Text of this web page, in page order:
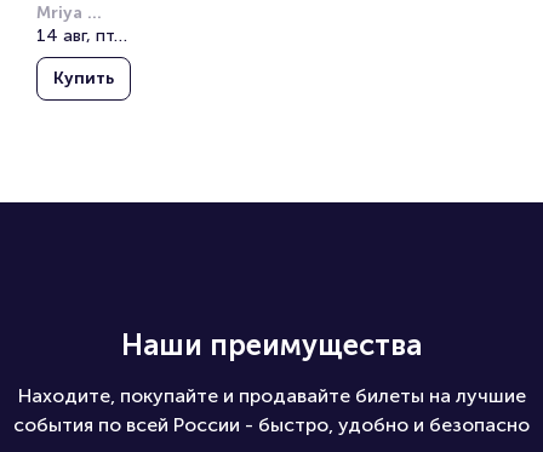
«Комнат
а
культуры
»
Mriya
Resort &
Spa
14 авг, пт, 19:00
Купить
Наши преимущества
Находите, покупайте и продавайте билеты на лучшие
события по всей России - быстро, удобно и безопасно